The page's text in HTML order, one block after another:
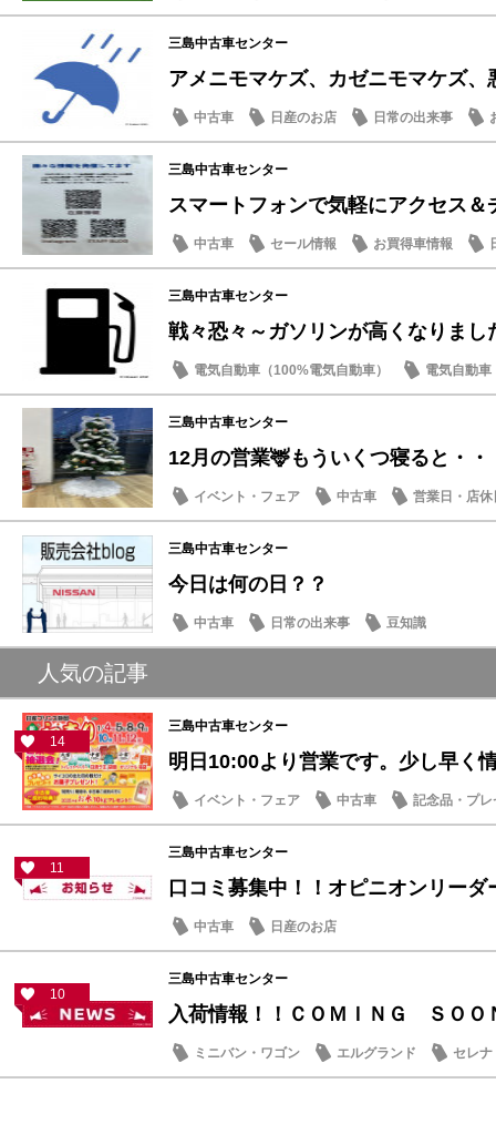
三島中古車センター
アメニモマケズ、カゼニモマケズ、
中古車 日産のお店 日常の出来事
三島中古車センター
スマートフォンで気軽にアクセス＆
中古車 セール情報 お買得車情報
三島中古車センター
戦々恐々～ガソリンが高くなりまし
電気自動車（100%電気自動車）
電気自動車
日常の出来事
話題の情報
三島中古車センター
12月の営業🦌もういくつ寝ると・・
イベント・フェア 中古車
営業日・店休
日常の出来事
三島中古車センター
今日は何の日？？
中古車 日常の出来事 豆知識
人気の記事
14
三島中古車センター
明日10:00より営業です。少し早く
イベント・フェア 中古車 記念品・プレ
11
三島中古車センター
口コミ募集中！！オピニオンリー
中古車 日産のお店
10
三島中古車センター
入荷情報！！ＣＯＭＩＮＧ ＳＯＯ
ミニバン・ワゴン エルグランド セレナ